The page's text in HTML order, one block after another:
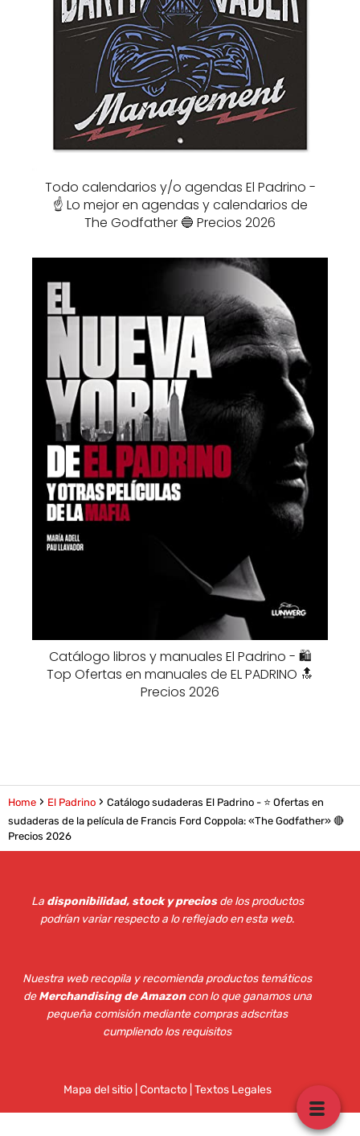
Todo calendarios y/o agendas El Padrino -
☝️ Lo mejor en agendas y calendarios de
The Godfather 🔵 Precios 2026
Catálogo libros y manuales El Padrino - 🛍️
Top Ofertas en manuales de EL PADRINO 🔝
Precios 2026
Home El Padrino
Catálogo sudaderas El Padrino - ⭐️ Ofertas en
sudaderas de la película de Francis Ford Coppola: «The Godfather» 🔴
Precios 2026
La disponibilidad, stock y preciosde los productos
podrían variar respecto a lo reflejado en esta web.
Nuestra web recopila y recomienda productos temáticos
deMerchandising de Amazoncon lo que ganamos una
pequeña comisión mediante compras adscritas
cumpliendo los requisitos
Mapa del sitio| Contacto | Textos Legales